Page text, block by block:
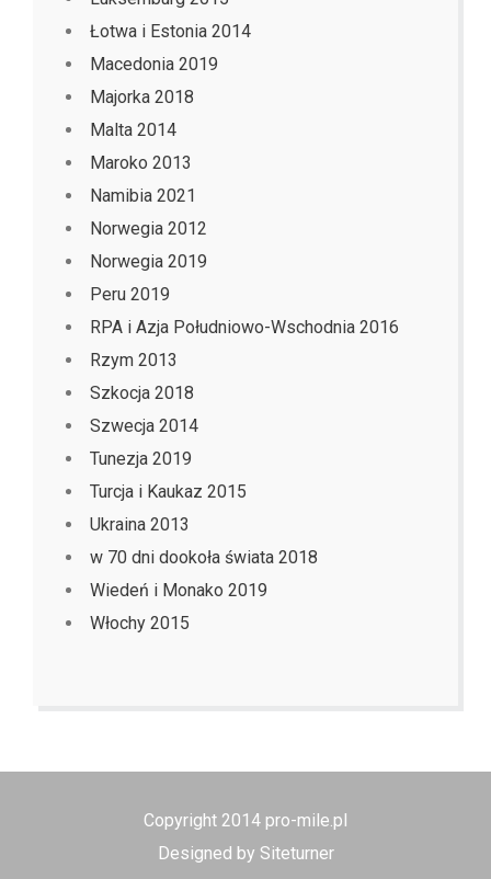
Łotwa i Estonia 2014
Macedonia 2019
Majorka 2018
Malta 2014
Maroko 2013
Namibia 2021
Norwegia 2012
Norwegia 2019
Peru 2019
RPA i Azja Południowo-Wschodnia 2016
Rzym 2013
Szkocja 2018
Szwecja 2014
Tunezja 2019
Turcja i Kaukaz 2015
Ukraina 2013
w 70 dni dookoła świata 2018
Wiedeń i Monako 2019
Włochy 2015
Copyright 2014 pro-mile.pl
Designed by Siteturner